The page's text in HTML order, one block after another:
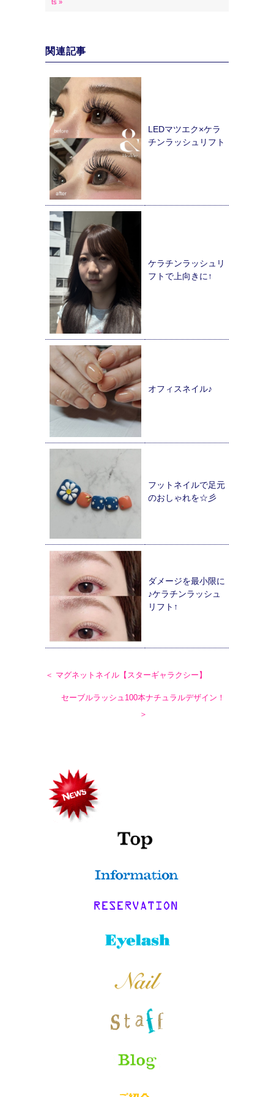
ts »
関連記事
LEDマツエク×ケラ
チンラッシュリフト
ケラチンラッシュリ
フトで上向きに↑
オフィスネイル♪
フットネイルで足元
のおしゃれを☆彡
ダメージを最小限に
♪ケラチンラッシュ
リフト↑
＜ マグネットネイル【スターギャラクシー】
セーブルラッシュ100本ナチュラルデザイン！
＞